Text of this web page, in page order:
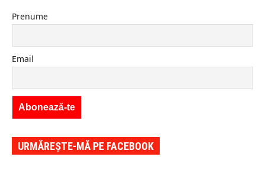
Prenume
Email
URMĂREȘTE-MĂ PE FACEBOOK